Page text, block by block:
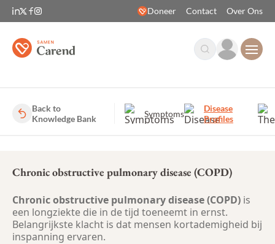
Doneer Contact Over Ons
Back to
Knowledge Bank
Symptoms
Disease
Profiles
Chronic obstructive pulmonary disease (COPD)
Chronic obstructive pulmonary disease (COPD) is
een longziekte die in de tijd toeneemt in ernst.
Belangrijkste klacht is dat mensen kortademigheid bij
inspanning ervaren.